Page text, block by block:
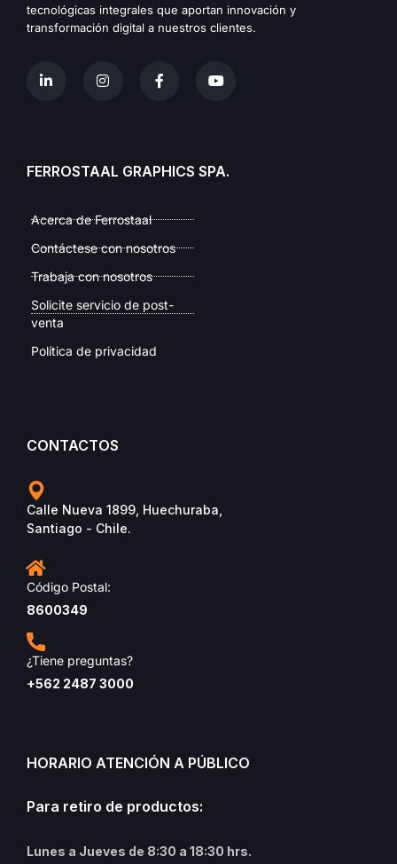
tecnológicas integrales que aportan innovación y
transformación digital a nuestros clientes.
FERROSTAAL GRAPHICS SPA.
Acerca de Ferrostaal
Contáctese con nosotros
Trabaja con nosotros
Solicite servicio de post-
venta
Política de privacidad
CONTACTOS
Calle Nueva 1899, Huechuraba,
Santiago - Chile.
Código Postal:
8600349
¿Tiene preguntas?
+562 2487 3000
HORARIO ATENCIÓN A PÚBLICO
Para retiro de productos:
Lunes a Jueves de 8:30 a 18:30 hrs.